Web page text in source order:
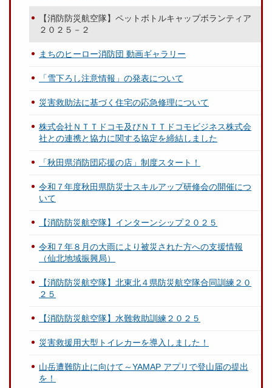
【消防防災航空隊】ペットボトルキャップボランティア
２０２５－２
まちのヒーロー消防団 動画ギャラリー
「雪下ろし注意情報」の発表について
災害救助法に基づく住宅の応急修理について
株式会社ＮＴＴドコモ及びＮＴＴドコモビジネス株式会
社との連携と協力に関する協定を締結しました
「秋田県消防団応援の店」制度スタート！
令和７年度秋田県防災士スキルアップ研修会の開催につ
いて
【消防防災航空隊】インターンシップ２０２５
令和７年８月の大雨により被災された方への支援情報
（仙北地域振興局）
【消防防災航空隊】北東北４県防災航空隊合同訓練２０
２５
【消防防災航空隊】水難救助訓練２０２５
災害救援用大型トイレカーを導入しました！
山岳遭難防止に向けて～YAMAP アプリで登山届の提出
を！